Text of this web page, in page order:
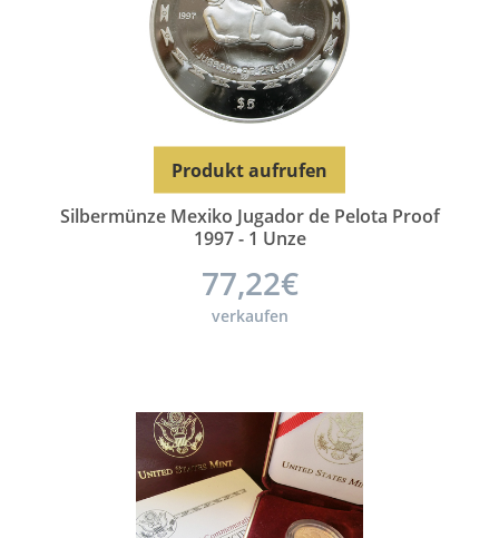
Silbermünze Mexiko Jugador de Pelota Proof
1997 - 1 Unze
77,22€
verkaufen
Produkt aufrufen